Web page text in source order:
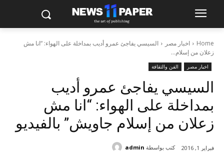
Home اخبار مصر
السيسي يفاجئ عمرو أديب بمداخلة على الهواء: “انا مش
زعلان من إسلام...
اخبار مصر الفن والثقافة
السيسي يفاجئ عمرو أديب
بمداخلة على الهواء: “انا مش
زعلان من إسلام جاويش” بالفيديو
فبراير 1, 2016 كتب بواسطة admin